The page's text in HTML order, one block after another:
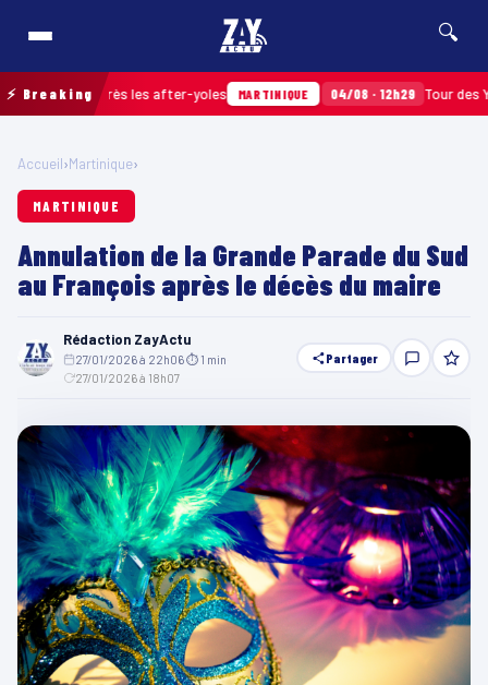
🔍
⚡ Breakingaprès les after-yoles MARTINIQUE 04/08 · 12h29 Tour des Yoles
Accueil›Martinique›
MARTINIQUE
Annulation de la Grande Parade du Sud
au François après le décès du maire
Rédaction ZayActu
27/01/2026 à 22h06⏱ 1 min
27/01/2026 à 18h07
Partager